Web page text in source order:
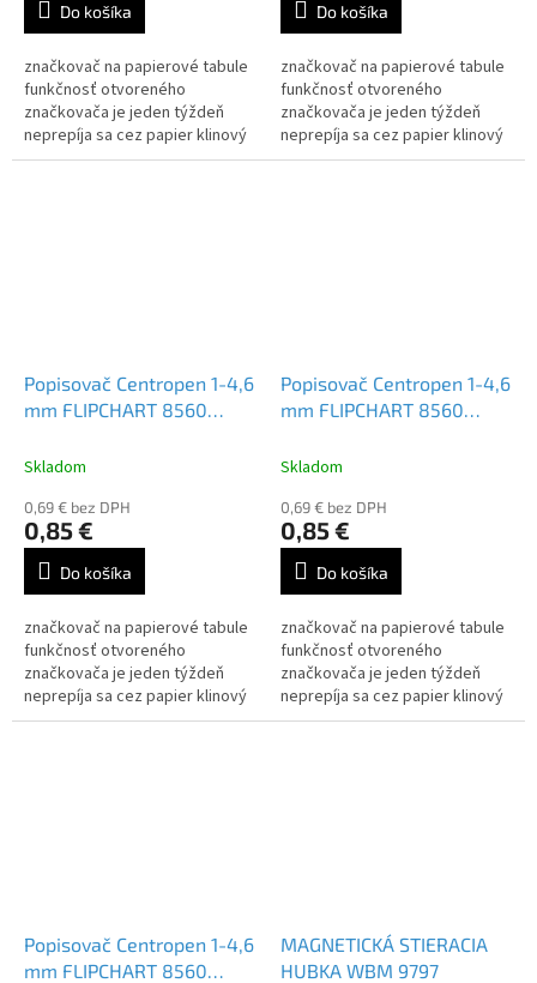
Do košíka
značkovač na papierové tabule
funkčnosť otvoreného
značkovača je jeden týždeň
neprepíja sa cez papier klinový
hrot šírka stopy 1-4,6 mm Farba:
Do košíka
značkovač na papierové tabule
funkčnosť otvoreného
značkovača je jeden týždeň
neprepíja sa cez papier klinový
hrot šírka stopy 1-4,6 mm Farba:
Popisovač Centropen 1-4,6
mm FLIPCHART 8560
Skladom
0,69 € bez DPH
0,85 €
Do košíka
značkovač na papierové tabule
funkčnosť otvoreného
značkovača je jeden týždeň
neprepíja sa cez papier klinový
hrot šírka stopy 1-4,6 mm Farba:
Popisovač Centropen 1-4,6
mm FLIPCHART 8560
Skladom
0,69 € bez DPH
0,85 €
Do košíka
značkovač na papierové tabule
funkčnosť otvoreného
značkovača je jeden týždeň
neprepíja sa cez papier klinový
hrot šírka stopy 1-4,6 mm Farba:
Popisovač Centropen 1-4,6
mm FLIPCHART 8560
MAGNETICKÁ STIERACIA
HUBKA WBM 9797